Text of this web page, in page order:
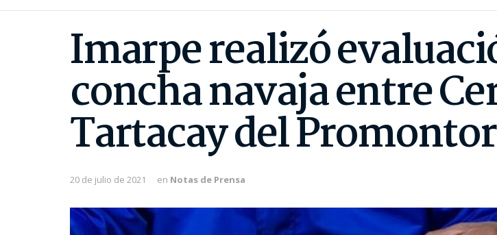
Imarpe realizó
concha navaja entre
Tartacay del
20 de julio de 2021 en Notas de Prensa